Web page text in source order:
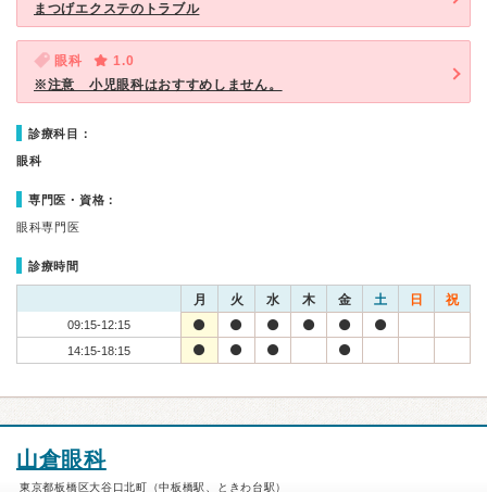
まつげエクステのトラブル
眼科
1.0
※注意 小児眼科はおすすめしません。
診療科目：
眼科
専門医・資格：
眼科専門医
診療時間
月 火 水 木 金 土 日 祝
09:15-12:15
14:15-18:15
山倉眼科
東京都板橋区大谷口北町（中板橋駅、ときわ台駅）